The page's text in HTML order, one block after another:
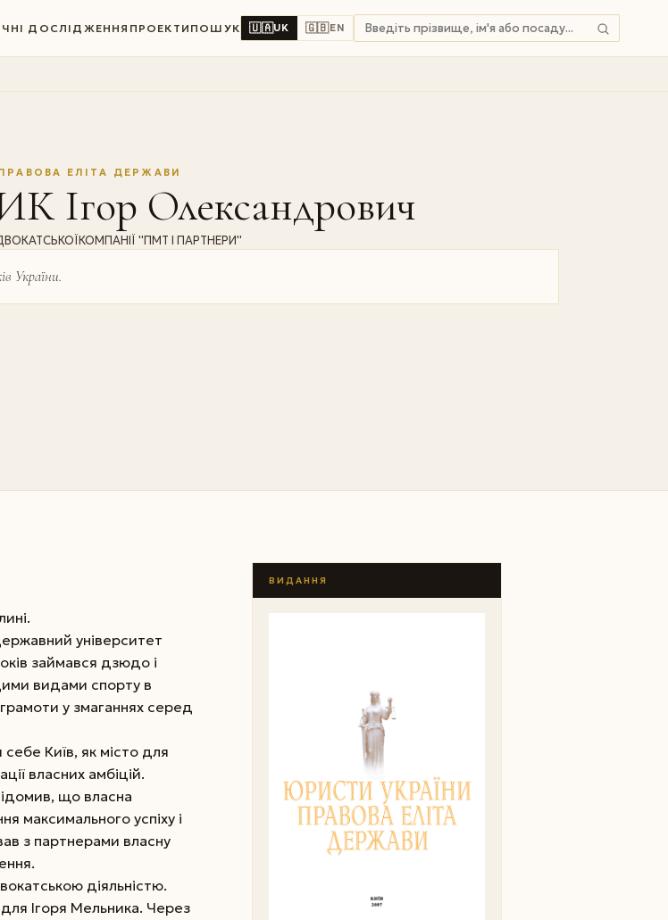
ДОСЛІДЖЕННЯ ПРОЕКТИ ПОШУК 🇺🇦UK 🇬🇧EN
ЕЛІТА ДЕРЖАВИ
Ігор Олександрович
''ПМТ І ПАРТНЕРИ''
України.
університет
займався дзюдо і
видами спорту в
у змаганнях серед
себе Київ, як місто для
власних амбіцій.
що власна
максимального успіху і
з партнерами власну
діяльністю.
Ігоря Мельника. Через
ВИДАННЯ